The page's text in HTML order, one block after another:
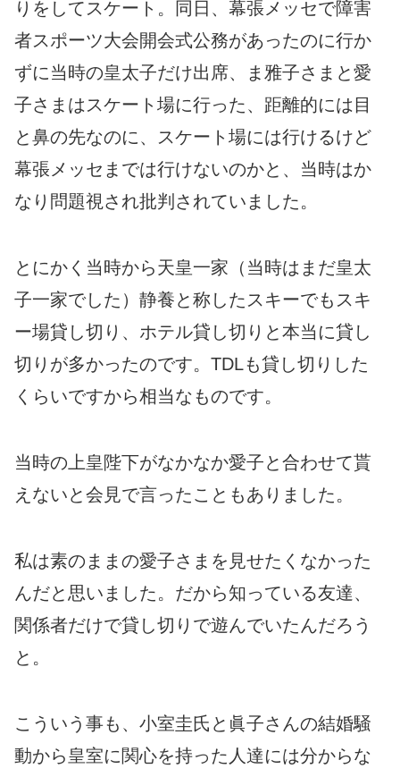
りをしてスケート。同日、幕張メッセで障害
者スポーツ大会開会式公務があったのに行か
ずに当時の皇太子だけ出席、ま雅子さまと愛
子さまはスケート場に行った、距離的には目
と鼻の先なのに、スケート場には行けるけど
幕張メッセまでは行けないのかと、当時はか
なり問題視され批判されていました。
とにかく当時から天皇一家（当時はまだ皇太
子一家でした）静養と称したスキーでもスキ
ー場貸し切り、ホテル貸し切りと本当に貸し
切りが多かったのです。TDLも貸し切りした
くらいですから相当なものです。
当時の上皇陛下がなかなか愛子と合わせて貰
えないと会見で言ったこともありました。
私は素のままの愛子さまを見せたくなかった
んだと思いました。だから知っている友達、
関係者だけで貸し切りで遊んでいたんだろう
と。
こういう事も、小室圭氏と眞子さんの結婚騒
動から皇室に関心を持った人達には分からな